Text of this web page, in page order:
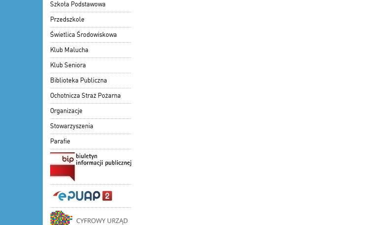
Szkoła Podstawowa
Przedszkole
Świetlica Środowiskowa
Klub Malucha
Klub Seniora
Biblioteka Publiczna
Ochotnicza Straż Pożarna
Organizacje
Stowarzyszenia
Parafie